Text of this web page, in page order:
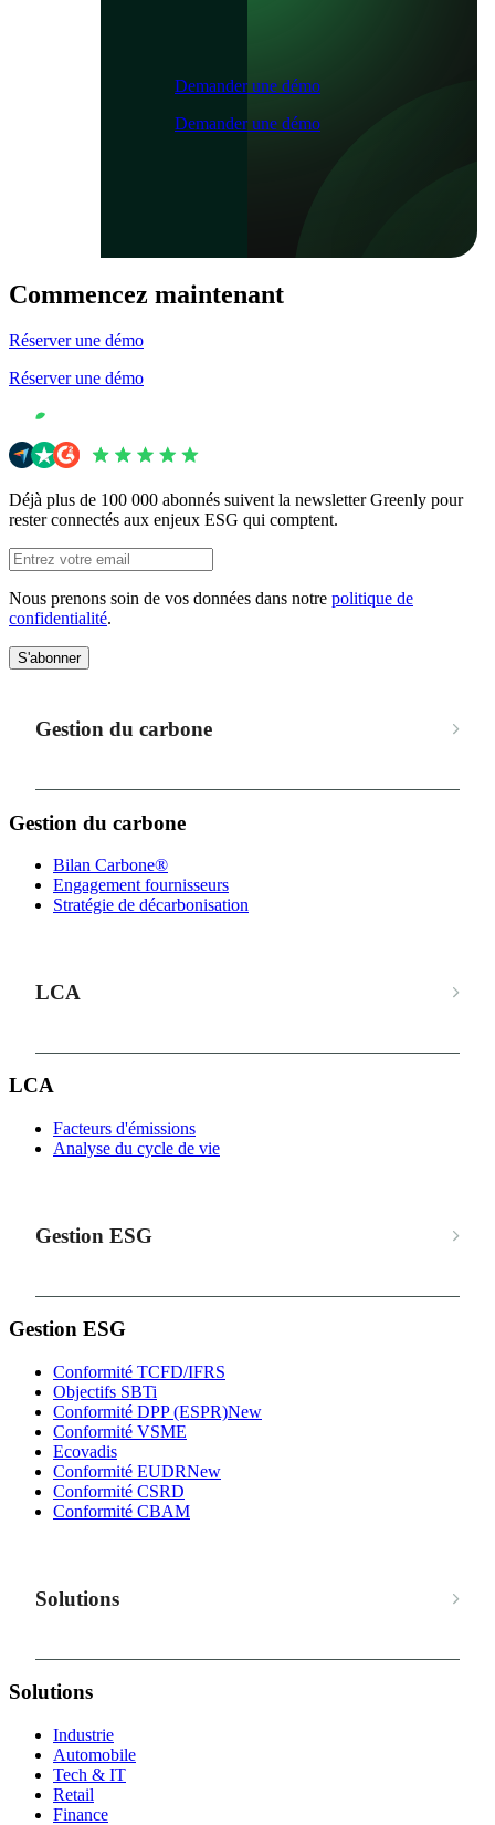
Demander une démo
Demander une démo
Commencez maintenant
Réserver une démo
Réserver une démo
Déjà plus de 100 000 abonnés suivent la newsletter Greenly pour
rester connectés aux enjeux ESG qui comptent.
Nous prenons soin de vos données dans notre politique de
confidentialité.
S'abonner
Gestion du carbone
Gestion du carbone
Bilan Carbone®
Engagement fournisseurs
Stratégie de décarbonisation
LCA
LCA
Facteurs d'émissions
Analyse du cycle de vie
Gestion ESG
Gestion ESG
Conformité TCFD/IFRS
Objectifs SBTi
Conformité DPP (ESPR)New
Conformité VSME
Ecovadis
Conformité EUDRNew
Conformité CSRD
Conformité CBAM
Solutions
Solutions
Industrie
Automobile
Tech & IT
Retail
Finance